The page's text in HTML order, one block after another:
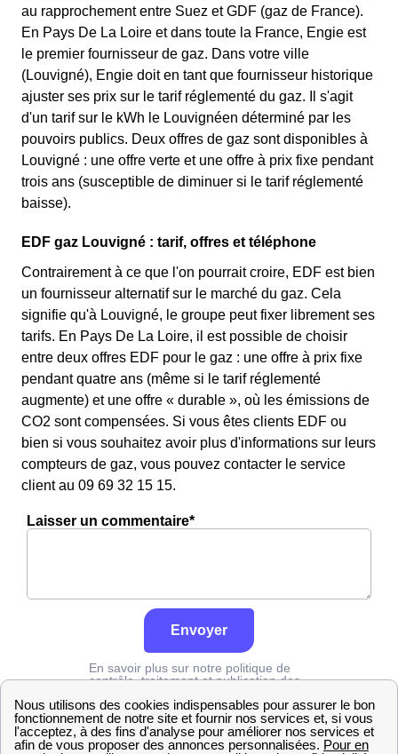
au rapprochement entre Suez et GDF (gaz de France).
En Pays De La Loire et dans toute la France, Engie est
le premier fournisseur de gaz. Dans votre ville
(Louvigné), Engie doit en tant que fournisseur historique
ajuster ses prix sur le tarif réglementé du gaz. Il s'agit
d'un tarif sur le kWh le Louvignéen déterminé par les
pouvoirs publics. Deux offres de gaz sont disponibles à
Louvigné : une offre verte et une offre à prix fixe pendant
trois ans (susceptible de diminuer si le tarif réglementé
baisse).
EDF gaz Louvigné : tarif, offres et téléphone
Contrairement à ce que l'on pourrait croire, EDF est bien
un fournisseur alternatif sur le marché du gaz. Cela
signifie qu'à Louvigné, le groupe peut fixer librement ses
tarifs. En Pays De La Loire, il est possible de choisir
entre deux offres EDF pour le gaz : une offre à prix fixe
pendant quatre ans (même si le tarif réglementé
augmente) et une offre « durable », où les émissions de
CO2 sont compensées. Si vous êtes clients EDF ou
bien si vous souhaitez avoir plus d'informations sur leurs
compteurs de gaz, vous pouvez contacter le service
client au 09 69 32 15 15.
Laisser un commentaire*
Envoyer
En savoir plus sur notre politique de
contrôle, traitement et publication des
Engie Mayenne Louvigné